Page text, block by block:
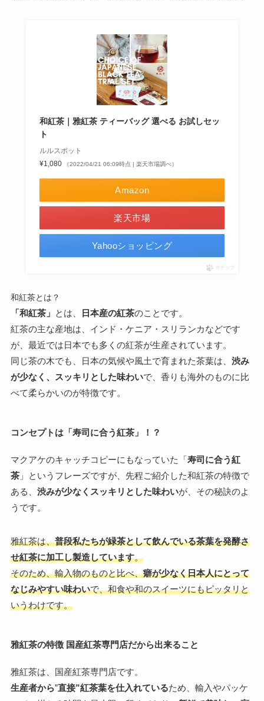
和紅茶｜雅紅茶 ティーバッグ 選べる お試しセッ
ト
ルルスポット
¥1,080
（2022/04/21 06:09時点 | 楽天市場調べ）
Amazon
楽天市場
Yahooショッピング
ポチップ
和紅茶とは？
「和紅茶」 とは、 日本産の紅茶のことです。
紅茶の主な産地は、インド・ケニア・スリランカなどです
が、最近では日本でも多くの紅茶が生産されています。
同じ茶の木でも、日本の気候や風土で育まれた茶葉は、 渋み
が少なく、スッキリとした味わいで、香りも海外のものに比
べて柔らかいのが特徴です。
コンセプト は「寿司に合う紅茶」 ！？
マクアケのキャッチコピーにもなっていた「寿司に合う紅
茶」というフレーズですが、先程ご紹介した和紅茶の特徴で
ある、 渋みが少なくスッキリとした味わいが、その秘訣のよ
うです。
雅紅茶は、普段私たちが緑茶として飲んでいる茶葉を発酵さ
せ紅茶に加工し製造しています。
そのため、輸入物のものと比べ、癖が少なく日本人にとって
なじみやすい味わいで、和食や和のスイーツにもピッタリと
いうわけです。
雅紅茶の特徴 国産紅茶専門 店だから出来ること
雅紅茶は、国産紅茶専門店です。
生産者から”直接”紅茶葉を仕入れているため、輸入やパッケ